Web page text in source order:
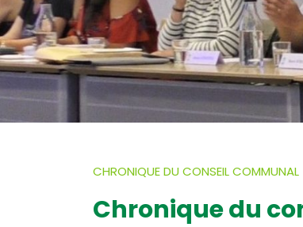
CHRONIQUE DU CONSEIL COMMUNAL
Chronique du